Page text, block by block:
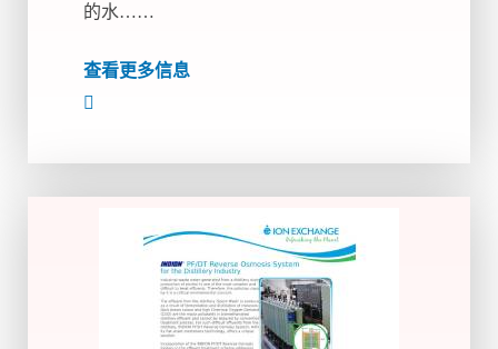
的水……
查看更多信息